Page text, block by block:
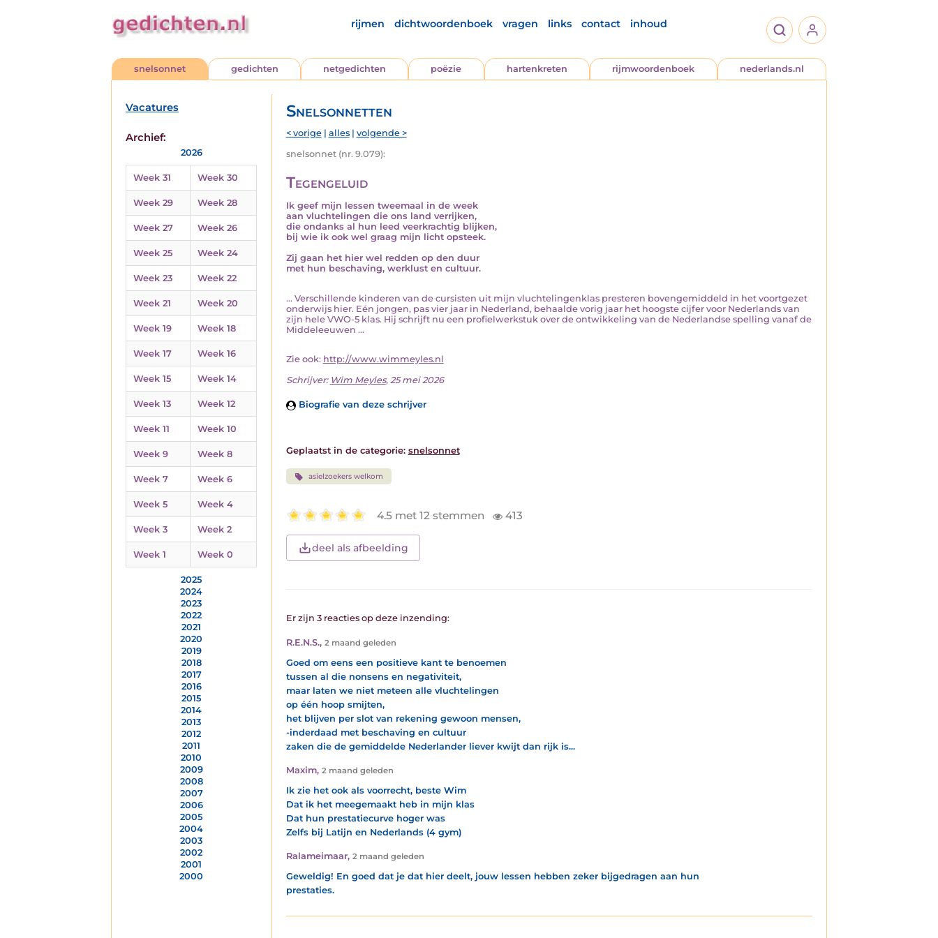
rijmen dichtwoordenboek vragen links contact inhoud
snelsonnet gedichten netgedichten poëzie hartenkreten rijmwoordenboek nederlands.nl
Vacatures
Archief:
2026
Week 31 Week 30
Week 29 Week 28
Week 27 Week 26
Week 25 Week 24
Week 23 Week 22
Week 21 Week 20
Week 19 Week 18
Week 17 Week 16
Week 15 Week 14
Week 13 Week 12
Week 11 Week 10
Week 9 Week 8
Week 7 Week 6
Week 5 Week 4
Week 3 Week 2
Week 1 Week 0
2025
2024
2023
2022
2021
2020
2019
2018
2017
2016
2015
2014
2013
2012
2011
2010
2009
2008
2007
2006
2005
2004
2003
2002
2001
2000
Snelsonnetten
< vorige| alles| volgende >
snelsonnet (nr. 9.079):
Tegengeluid
Ik geef mijn lessen tweemaal in de week
aan vluchtelingen die ons land verrijken,
die ondanks al hun leed veerkrachtig blijken,
bij wie ik ook wel graag mijn licht opsteek.
Zij gaan het hier wel redden op den duur
met hun beschaving, werklust en cultuur.
... Verschillende kinderen van de cursisten uit mijn vluchtelingenklas presteren bovengemiddeld in het voortgezet
onderwijs hier. Eén jongen, pas vier jaar in Nederland, behaalde vorig jaar het hoogste cijfer voor Nederlands van
zijn hele VWO-5 klas. Hij schrijft nu een profielwerkstuk over de ontwikkeling van de Nederlandse spelling vanaf de
Middeleeuwen ...
Zie ook: http://www.wimmeyles.nl
Schrijver: Wim Meyles, 25 mei 2026
Biografie van deze schrijver
Geplaatst in de categorie: snelsonnet
asielzoekers welkom
4.5 met 12 stemmen 413
deel als afbeelding
Er zijn 3 reacties op deze inzending:
R.E.N.S., 2 maand geleden
Goed om eens een positieve kant te benoemen
tussen al die nonsens en negativiteit,
maar laten we niet meteen alle vluchtelingen
op één hoop smijten,
het blijven per slot van rekening gewoon mensen,
-inderdaad met beschaving en cultuur
zaken die de gemiddelde Nederlander liever kwijt dan rijk is...
Maxim, 2 maand geleden
Ik zie het ook als voorrecht, beste Wim
Dat ik het meegemaakt heb in mijn klas
Dat hun prestatiecurve hoger was
Zelfs bij Latijn en Nederlands (4 gym)
Ralameimaar, 2 maand geleden
Geweldig! En goed dat je dat hier deelt, jouw lessen hebben zeker bijgedragen aan hun
prestaties.